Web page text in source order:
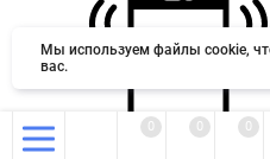
0 0 0
Мы используем файлы cookie,
вас.